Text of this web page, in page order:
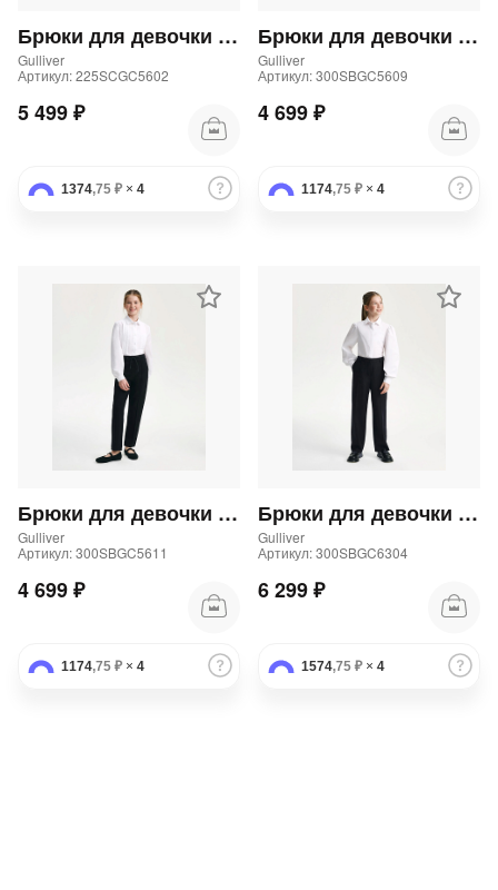
Брюки для девочки палаццо черные
Gulliver
Артикул: 225SCGC5602
5 499 ₽
1374,75 ₽ × 4
Брюки для девочки трикотажные прямого кроя синие
Gulliver
Артикул: 300SBGC5609
4 699 ₽
1174,75 ₽ × 4
Брюки для девочки трикотажные прямого кроя черные
Gulliver
Артикул: 300SBGC5611
4 699 ₽
1174,75 ₽ × 4
Брюки для девочки школьные прямые синие
Gulliver
Артикул: 300SBGC6304
6 299 ₽
1574,75 ₽ × 4